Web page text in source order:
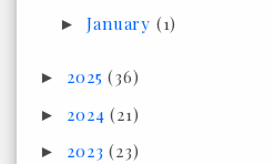
►January (1)
► 2025(36)
► 2024(21)
► 2023(23)